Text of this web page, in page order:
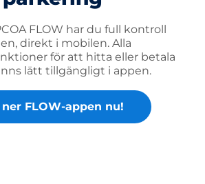
FLOW har du full kontroll
direkt i mobilen. Alla
för att hitta eller betala
lätt tillgängligt i appen.
FLOW-appen nu!